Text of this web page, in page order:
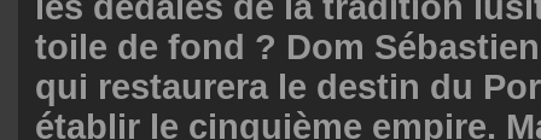
toile de fond ? Dom
qui restaurera le destin du
établir le cinquième empire.